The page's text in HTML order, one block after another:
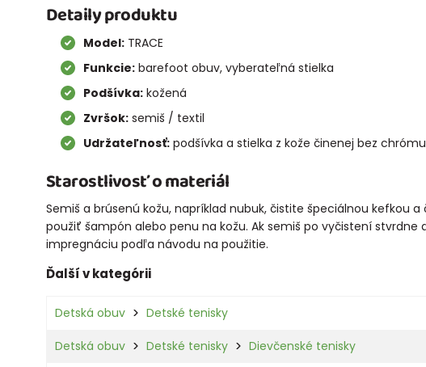
Detaily produktu
Model:TRACE
Funkcie:barefoot obuv, vyberateľná stielka
Podšívka:kožená
Zvršok:semiš / textil
Udržateľnosť:podšívka a stielka z kože činenej bez chrómu
Starostlivosť o materiál
Semiš a brúsenú kožu, napríklad nubuk, čistite špeciálnou
použiť šampón alebo penu na kožu. Ak semiš po vyčistení
impregnáciu podľa návodu na použitie.
Ďalší v kategórii
Detská obuv Detské tenisky
Detská obuv Detské tenisky Dievčenské tenisky